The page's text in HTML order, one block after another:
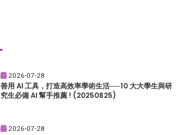
2026-07-28
善用 AI 工具，打造高效率學術生活──10 大大學生與研
究生必備 AI 幫手推薦 ! (20250825)
2026-07-28